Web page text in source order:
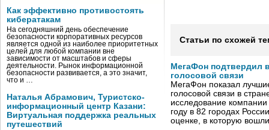
Как эффективно противостоять
кибератакам
На сегодняшний день обеспечение
безопасности корпоративных ресурсов
является одной из наиболее приоритетных
целей для любой компании вне
зависимости от масштабов и сферы
деятельности. Рынок информационной
безопасности развивается, а это значит,
что и …
Наталья Абрамович, Туристско-
информационный центр Казани:
Виртуальная поддержка реальных
путешествий
Статьи по схожей
МегаФон подтвердил
голосовой связи
МегаФон показал
голосовой связи в
исследование
году в 82 городах
оценке, в которую